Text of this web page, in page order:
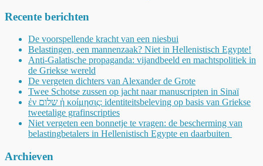
Recente berichten
De voorspellende kracht van een niesbui
Belastingen, een mannenzaak? Niet in Hellenistisch Egypte!
Anti-Galatische propaganda: vijandbeeld en machtspolitiek in
de Griekse wereld
De vergeten dichters van Alexander de Grote
Twee Schotse zussen op jacht naar manuscripten in Sinaï
ἐν שלום ἡ κοίμησις: identiteitsbeleving op basis van Griekse
tweetalige grafinscripties
Niet vergeten een bonnetje te vragen: de bescherming van
belastingbetalers in Hellenistisch Egypte en daarbuiten
Archieven